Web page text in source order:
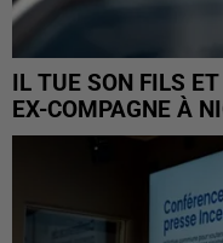
IL TUE SON FILS
EX-COMPAGNE À